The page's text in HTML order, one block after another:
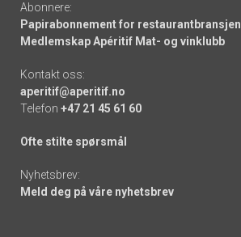
Abonnere:
Papirabonnement for restaurantbransjen
Medlemskap Apéritif Mat- og vinklubb
Kontakt oss:
aperitif@aperitif.no
Telefon +47 21 45 61 60
Ofte stilte spørsmål
Nyhetsbrev:
Meld deg på våre nyhetsbrev